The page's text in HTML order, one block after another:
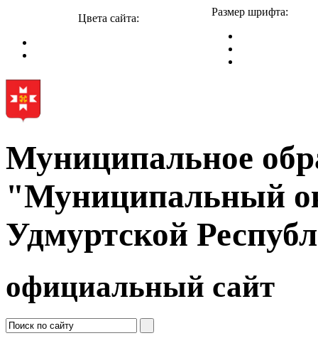
Цвета сайта:
Размер шрифта:
Муниципальное
"Муниципальный
Удмуртской
официальный сайт